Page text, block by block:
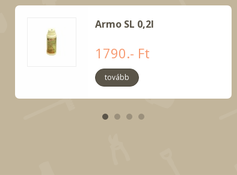
Armo SL 0,2l
1790.- Ft
tovább